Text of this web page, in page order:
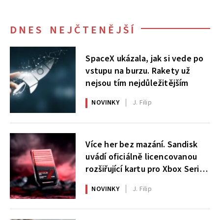
DNES NEJČTENĚJŠÍ
SpaceX ukázala, jak si vede po
vstupu na burzu. Rakety už
nejsou tím nejdůležitějším
NOVINKY J. Filip
Více her bez mazání. Sandisk
uvádí oficiálně licencovanou
rozšiřující kartu pro Xbox Series
X|S
NOVINKY J. Filip